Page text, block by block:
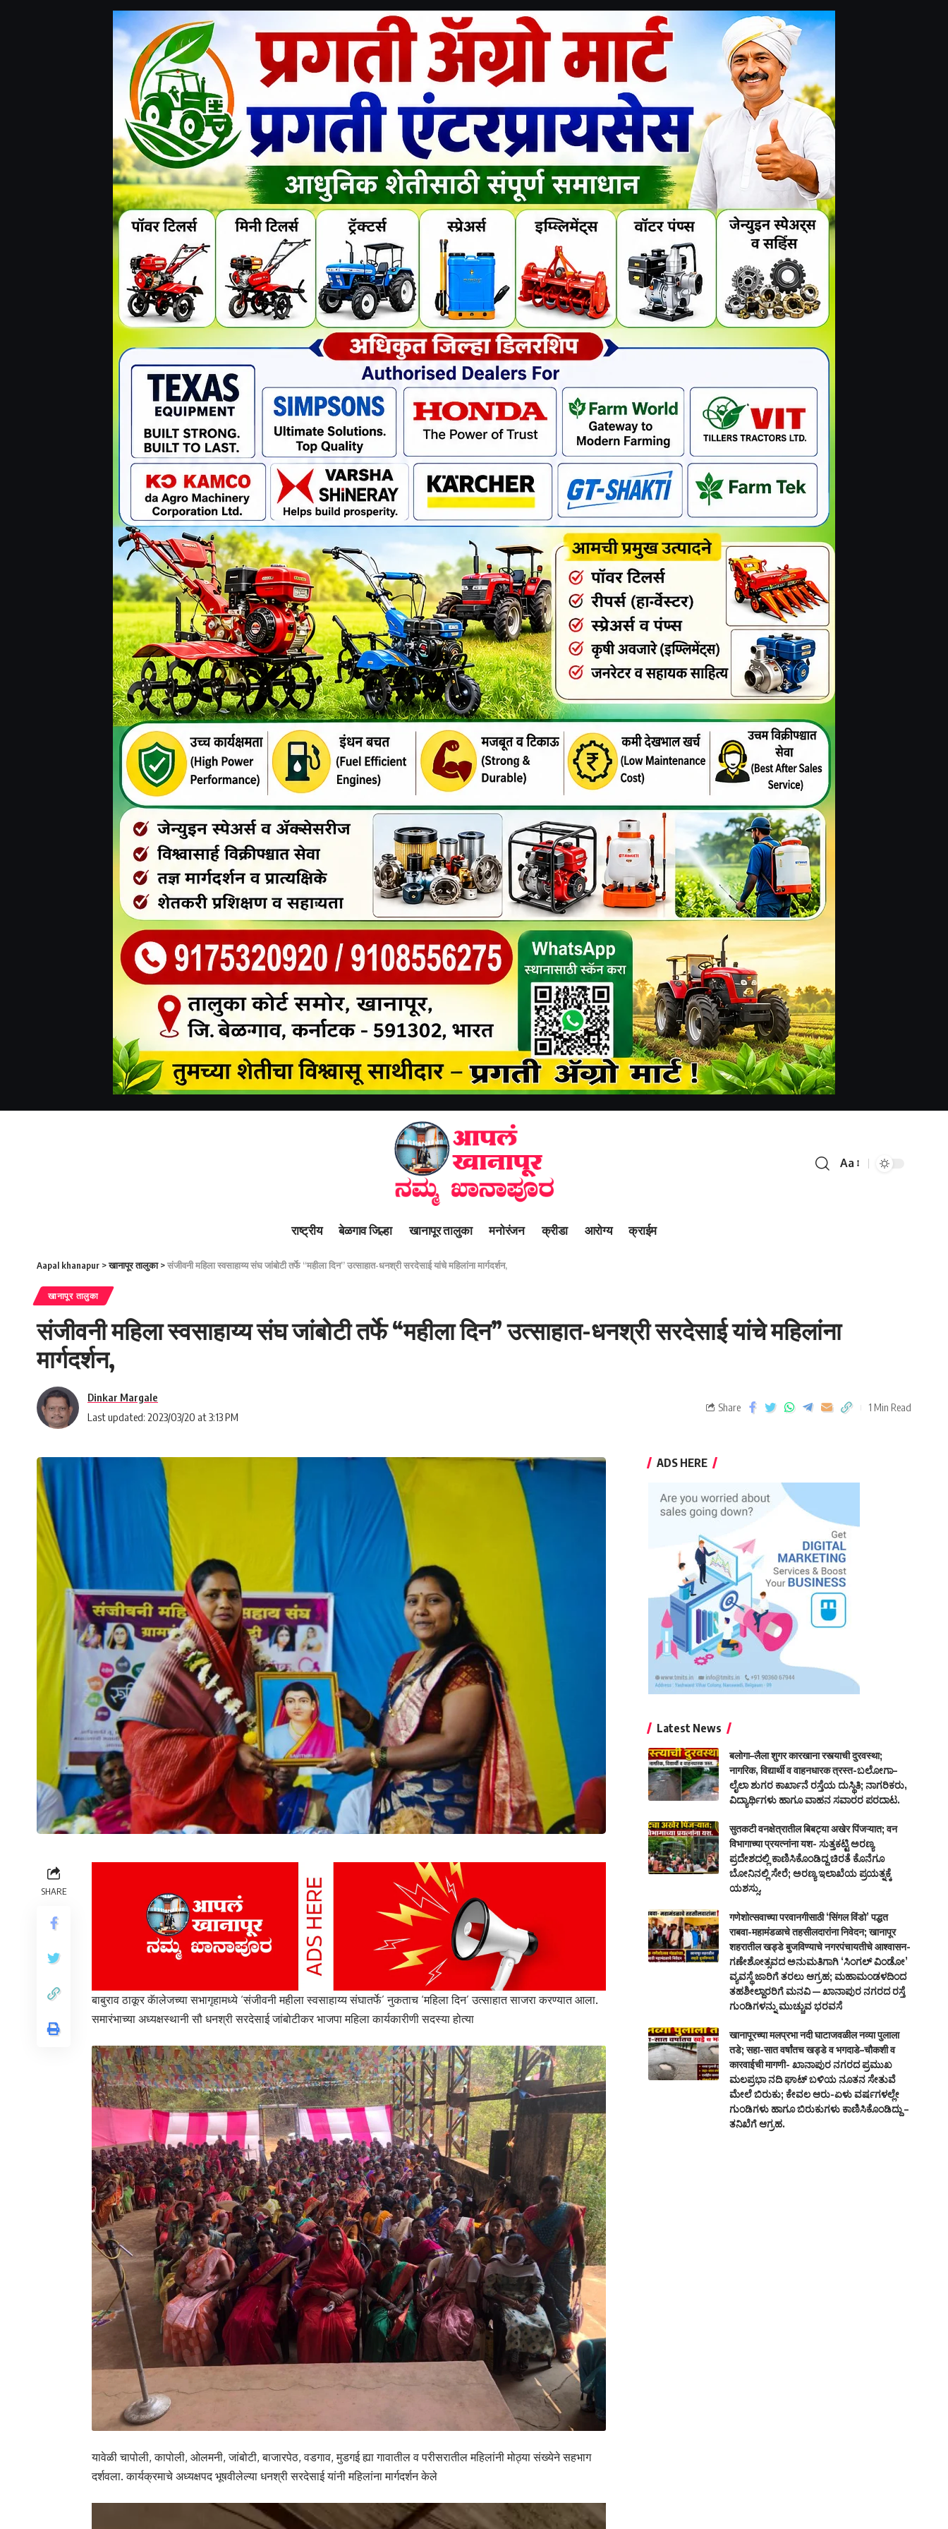
Aa
राष्ट्रीय बेळगाव जिल्हा खानापूर तालुका मनोरंजन क्रीडा आरोग्य क्राईम
Aapal khanapur >खानापूर तालुका>संजीवनी महिला स्वसाहाय्य संघ जांबोटी तर्फे “महीला दिन” उत्साहात-धनश्री सरदेसाई यांचे महिलांना मार्गदर्शन,
खानापूर तालुका
संजीवनी महिला स्वसाहाय्य संघ जांबोटी तर्फे “महीला दिन” उत्साहात-धनश्री सरदेसाई यांचे महिलांना
मार्गदर्शन,
Last updated: 2023/03/20 at 3:13 PM
Dinkar Margale
Share 1 Min Read
SHARE
बाबुराव ठाकूर कॅालेजच्या सभागृहामध्ये ‘संजीवनी महीला स्वसाहाय्य संघातर्फे’ नुकताच ‘महिला दिन’ उत्साहात साजरा करण्यात आला.
समारंभाच्या अध्यक्षस्थानी सौ धनश्री सरदेसाई जांबोटीकर भाजपा महिला कार्यकारीणी सदस्या होत्या
यावेळी चापोली, कापोली, ओलमनी, जांबोटी, बाजारपेठ, वडगाव, मुडगई ह्या गावातील व परीसरातील महिलांनी मोठ्या संख्येने सहभाग
दर्शवला. कार्यक्रमाचे अध्यक्षपद भूषवीलेल्या धनश्री सरदेसाई यांनी महिलांना मार्गदर्शन केले
ADS HERE
Latest News
बलोगा–लैला शुगर कारखाना रस्त्याची दुरवस्था;
नागरिक, विद्यार्थी व वाहनधारक त्रस्त-ಬಲೋಗಾ–
ಲೈಲಾ ಶುಗರ ಕಾರ್ಖಾನೆ ರಸ್ತೆಯ ದುಸ್ಥಿತಿ; ನಾಗರಿಕರು,
ವಿದ್ಯಾರ್ಥಿಗಳು ಹಾಗೂ ವಾಹನ ಸವಾರರ ಪರದಾಟ.
सुतकटी वनक्षेत्रातील बिबट्या अखेर पिंजऱ्यात; वन
विभागाच्या प्रयत्नांना यश- ಸುತ್ತಕಟ್ಟಿ ಅರಣ್ಯ
ಪ್ರದೇಶದಲ್ಲಿ ಕಾಣಿಸಿಕೊಂಡಿದ್ದ ಚಿರತೆ ಕೊನೆಗೂ
ಬೋನಿನಲ್ಲಿ ಸೇರೆ; ಅರಣ್ಯ ಇಲಾಖೆಯ ಪ್ರಯತ್ನಕ್ಕೆ
ಯಶಸ್ಸು.
गणेशोत्सवाच्या परवानगीसाठी ‘सिंगल विंडो’ पद्धत
राबवा-महामंडळाचे तहसीलदारांना निवेदन; खानापूर
शहरातील खड्डे बुजविण्याचे नगरपंचायतीचे आश्वासन-
ಗಣೇಶೋತ್ಸವದ ಅನುಮತಿಗಾಗಿ ‘ಸಿಂಗಲ್ ವಿಂಡೋ’
ವ್ಯವಸ್ಥೆ ಜಾರಿಗೆ ತರಲು ಆಗ್ರಹ; ಮಹಾಮಂಡಳದಿಂದ
ತಹಶೀಲ್ದಾರರಿಗೆ ಮನವಿ — ಖಾನಾಪುರ ನಗರದ ರಸ್ತೆ
ಗುಂಡಿಗಳನ್ನು ಮುಚ್ಚುವ ಭರವಸೆ
खानापूरच्या मलप्रभा नदी घाटाजवळील नव्या पुलाला
तडे; सहा-सात वर्षांतच खड्डे व भगदाडे–चौकशी व
कारवाईची मागणी- ಖಾನಾಪುರ ನಗರದ ಪ್ರಮುಖ
ಮಲಪ್ರಭಾ ನದಿ ಘಾಟ್ ಬಳಿಯ ನೂತನ ಸೇತುವೆ
ಮೇಲೆ ಬಿರುಕು; ಕೇವಲ ಆರು-ಏಳು ವರ್ಷಗಳಲ್ಲೇ
ಗುಂಡಿಗಳು ಹಾಗೂ ಬಿರುಕುಗಳು ಕಾಣಿಸಿಕೊಂಡಿದ್ದು –
ತನಿಖೆಗೆ ಆಗ್ರಹ.